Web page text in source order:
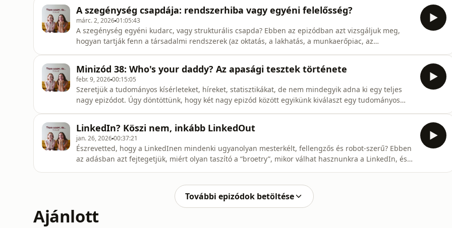
https://www.cdc.gov/mumps/outbreaks/ind
A szegénység csapdája: rendszerhiba vagy egyéni felelősség?
márc. 2, 202601:05:43
A szegénység egyéni kudarc, vagy strukturális csapda? Ebben az epizódban azt vizsgáljuk meg,
hogyan tartják fenn a társadalmi rendszerek (az oktatás, a lakhatás, a munkaerőpiac, az
ma szegénynek lenni,
Minizód 38: Who's your daddy? Az apasági tesztek története
febr. 9, 202600:15:05
Szeretjük a tudományos kísérleteket, híreket, statisztikákat, de nem mindegyik adna ki egy teljes
nagy epizódot. Úgy döntöttünk, hogy két nagy epizód között egyikünk kiválaszt egy tudományos
testing.htmht
LinkedIn? Köszi nem, inkább LinkedOut
jan. 26, 202600:37:21
Észrevetted, hogy a LinkedInen mindenki ugyanolyan mesterkélt, fellengzős és robot-szerű? Ebben
az adásban azt fejtegetjük, miért olyan taszító a “broetry”, mikor válhat hasznunkra a LinkedIn, és
További epizódok betöltése
Ajánlott